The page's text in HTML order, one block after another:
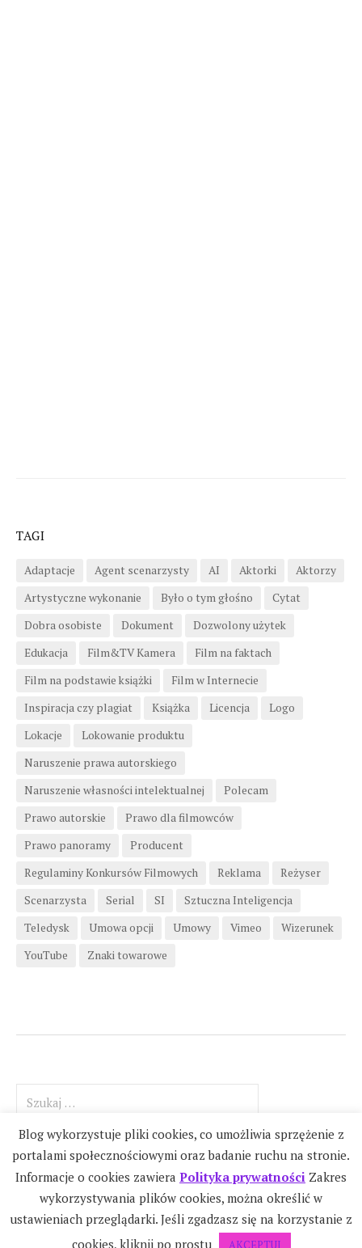
TAGI
Adaptacje Agent scenarzysty AI Aktorki
Aktorzy
Artystyczne wykonanie
Było o tym głośno
Cytat
Dobra osobiste
Dokument
Dozwolony użytek
Edukacja
Film&TV Kamera
Film na faktach
Film na podstawie książki
Film w Internecie
Inspiracja czy plagiat
Książka Licencja
Logo
Lokacje
Lokowanie produktu
Naruszenie prawa autorskiego
Naruszenie własności intelektualnej
Polecam
Prawo autorskie
Prawo dla filmowców
Prawo panoramy
Producent
Regulaminy Konkursów Filmowych
Reklama
Reżyser
Scenarzysta
Serial SI
Sztuczna Inteligencja
Teledysk
Umowa opcji Umowy Vimeo
Wizerunek
YouTube
Znaki towarowe
Iga Bałos
Blog wykorzystuje pliki cookies, co umożliwia sprzężenie z
portalami społecznościowymi oraz badanie ruchu na stronie.
Informacje o cookies zawiera Polityka prywatności Zakres
wykorzystywania plików cookies, można określić w
ustawieniach przeglądarki. Jeśli zgadzasz się na korzystanie z
cookies, kliknij po prostu
AKCEPTUJ